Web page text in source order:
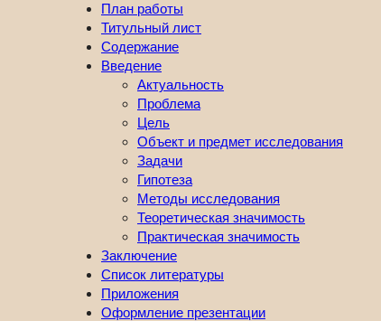
План работы
Титульный лист
Содержание
Введение
Актуальность
Проблема
Цель
Объект и предмет исследования
Задачи
Гипотеза
Методы исследования
Теоретическая значимость
Практическая значимость
Заключение
Список литературы
Приложения
Оформление презентации